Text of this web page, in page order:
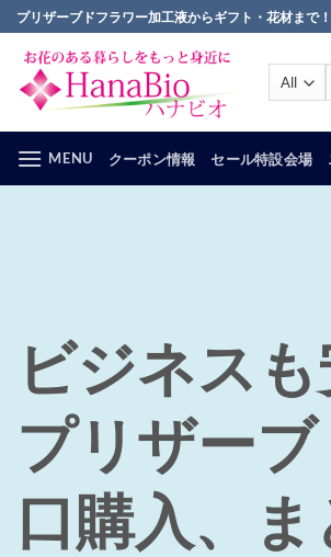
Skip
to
content
プリザーブドフラワー加工液からギフト・花材まで！
MENU クーポン情報 セール特設会場
ビジネスも
プリザー
口購入、